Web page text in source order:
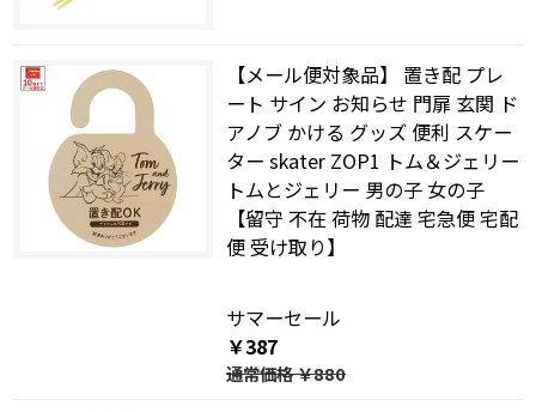
【メール便対象品】 置き配 プレ
ート サイン お知らせ 門扉 玄関 ド
アノブ かける グッズ 便利 スケー
ター skater ZOP1 トム＆ジェリー
トムとジェリー 男の子 女の子
【留守 不在 荷物 配達 宅急便 宅配
便 受け取り】
サマーセール
￥387
通常価格￥880